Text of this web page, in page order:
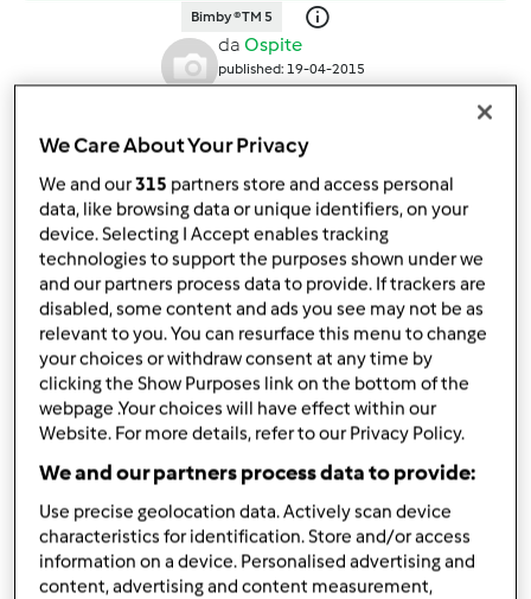
Bimby ® TM 5
da Ospite
published: 19-04-2015
modificata: 20-04-2015
condividi la ricetta
Crea variante
Ingredienti
500g latte parz scremato
100g zucchero
1bustinavanillina
Aggiungi alla lista della spesa
We Care About Your Privacy
We and our315 partners store and access personal
data, like browsing data or unique identifiers, on your
device. Selecting I Accept enables tracking
technologies to support the purposes shown under we
and our partners process data to provide. If trackers are
disabled, some content and ads you see may not be as
relevant to you. You can resurface this menu to change
your choices or withdraw consent at any time by
clicking the Show Purposes link on the bottom of the
webpage .Your choices will have effect within our
Website. For more details, refer to our Privacy Policy.
We and our partners process data to provide:
Use precise geolocation data. Actively scan device
characteristics for identification. Store and/or access
information on a device. Personalised advertising and
content, advertising and content measurement,